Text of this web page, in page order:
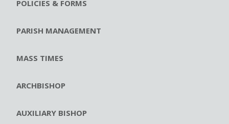
POLICIES & FORMS
PARISH MANAGEMENT
MASS TIMES
ARCHBISHOP
AUXILIARY BISHOP